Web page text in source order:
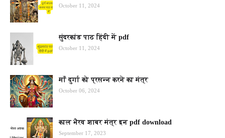
October 11, 2024
सुंदरकांड पाठ हिंदी में pdf
October 11, 2024
माँ दुर्गा को प्रसन्न करने का मंत्र
October 06, 2024
काल भैरव शाबर मंत्र इन pdf download
September 17, 2023